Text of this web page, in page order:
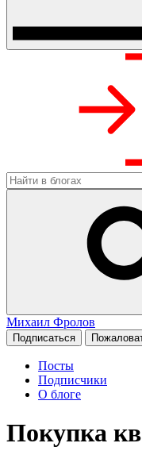
Михаил Фролов
Подписаться
Посты
Подписчики
О блоге
Покупка